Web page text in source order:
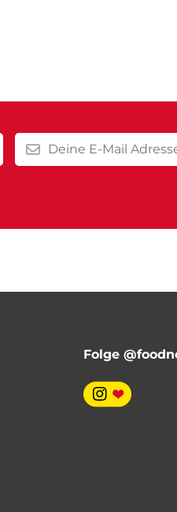
Folge